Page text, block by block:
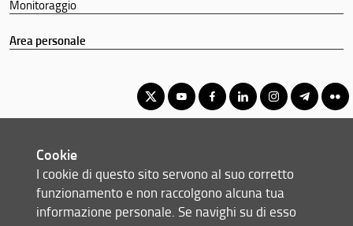
Monitoraggio
Area personale
© Copyright 2012-2026 Università degli Studi di Firenze UNIFI
P.IVA/Cod.Fis 01279680480
Cookie
I cookie di questo sito servono al suo corretto
funzionamento e non raccolgono alcuna tua
informazione personale. Se navighi su di esso